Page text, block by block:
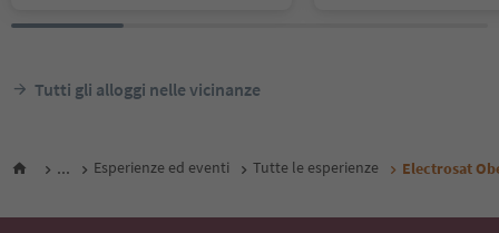
Tutti gli alloggi nelle vicinanze
... Esperienze ed eventi Tutte le esperienze Electrosat